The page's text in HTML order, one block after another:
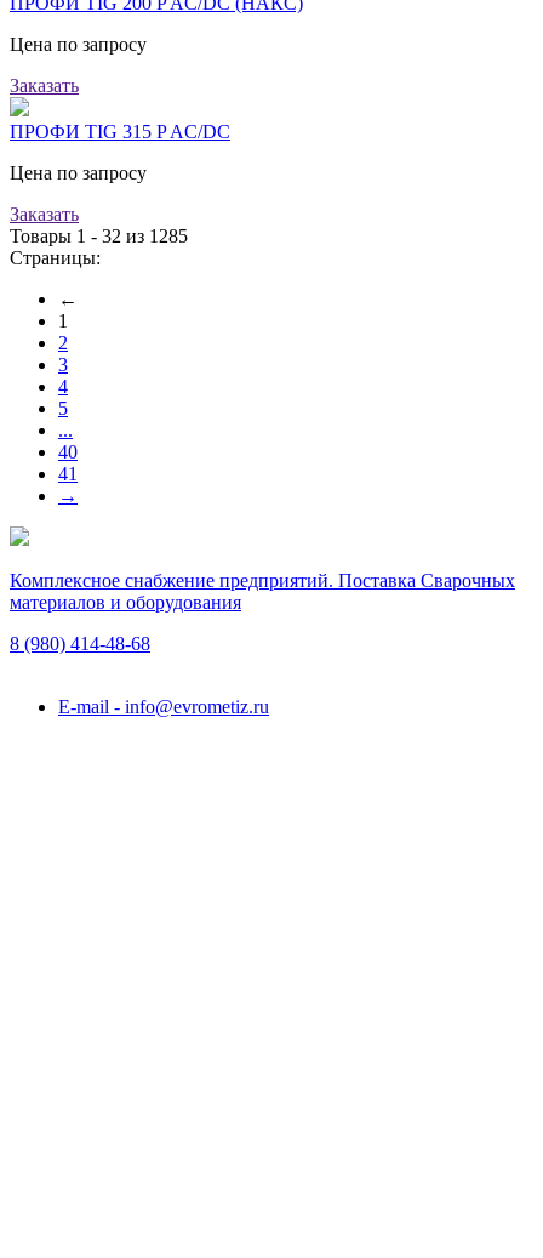
Цена по запросу
Заказать
ПРОФИ TIG 315 P AC/DC
Цена по запросу
Заказать
Товары 1 - 32 из 1285
Страницы:
←
1
2
3
4
5
...
40
41
→
Комплексное снабжение предприятий. Поставка Сварочных
материалов и оборудования
8 (980) 414-48-68
E-mail - info@evrometiz.ru